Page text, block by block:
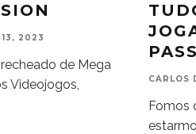
13, 2023
de Mega
Videojogos,
CARLOS
Fomos